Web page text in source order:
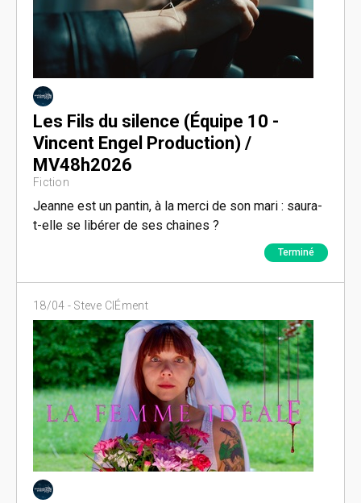
Les Fils du silence (Équipe 10 -
Vincent Engel Production) /
MV48h2026
Fiction
Jeanne est un pantin, à la merci de son mari : saura-
t-elle se libérer de ses chaines ?
Terminé
18/04 - Steve ClÉment